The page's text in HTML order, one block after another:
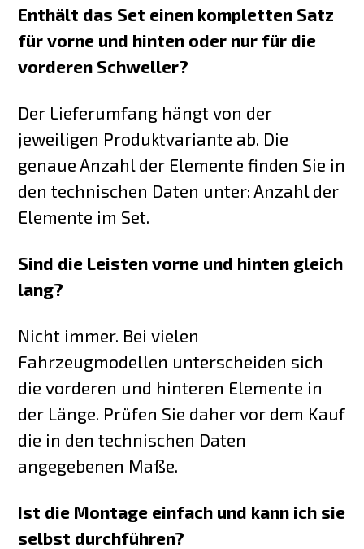
Enthält das Set einen kompletten Satz
für vorne und hinten oder nur für die
vorderen Schweller?
Der Lieferumfang hängt von der
jeweiligen Produktvariante ab. Die
genaue Anzahl der Elemente finden Sie in
den technischen Daten unter: Anzahl der
Elemente im Set.
Sind die Leisten vorne und hinten gleich
lang?
Nicht immer. Bei vielen
Fahrzeugmodellen unterscheiden sich
die vorderen und hinteren Elemente in
der Länge. Prüfen Sie daher vor dem Kauf
die in den technischen Daten
angegebenen Maße.
Ist die Montage einfach und kann ich sie
selbst durchführen?